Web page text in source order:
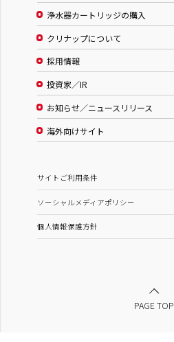
浄水器カートリッジの購入
クリナップについて
採用情報
投資家／IR
お知らせ／ニュースリリース
海外向けサイト
サイトご利用条件
ソーシャルメディアポリシー
個人情報保護方針
PAGE TOP